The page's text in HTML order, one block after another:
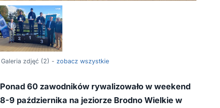
Galeria zdjęć (2) - zobacz wszystkie
Ponad 60 zawodników rywalizowało w weekend
8-9 października na jeziorze Brodno Wielkie w